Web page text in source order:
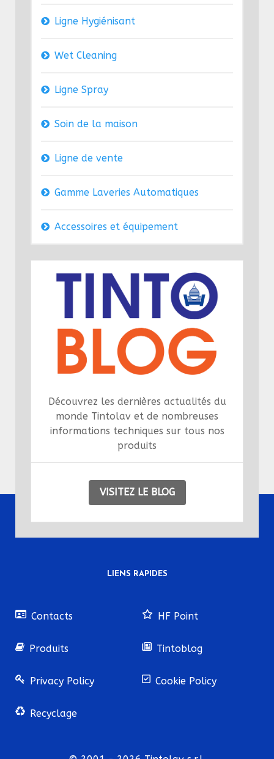
Ligne Hygiénisant
Wet Cleaning
Ligne Spray
Soin de la maison
Ligne de vente
Gamme Laveries Automatiques
Accessoires et équipement
Découvrez les dernières actualités du
monde Tintolav et de nombreuses
informations techniques sur tous nos
produits
VISITEZ LE BLOG
LIENS RAPIDES
Contacts HF Point
Produits Tintoblog
Privacy Policy Cookie Policy
Recyclage